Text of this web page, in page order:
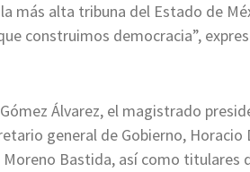
más alta tribuna del Estado de
construimos democracia”,
Álvarez, el magistrado
general de Gobierno,
Bastida, así como titulares